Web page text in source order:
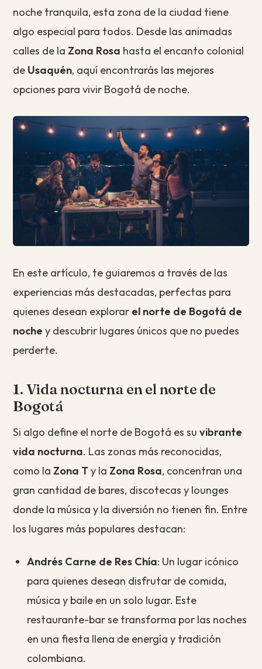
noche tranquila, esta zona de la ciudad tiene
algo especial para todos. Desde las animadas
calles de la Zona Rosa hasta el encanto colonial
de Usaquén, aquí encontrarás las mejores
opciones para vivir Bogotá de noche.
En este artículo, te guiaremos a través de las
experiencias más destacadas, perfectas para
quienes desean explorar el norte de Bogotá de
noche y descubrir lugares únicos que no puedes
perderte.
1. Vida nocturna en el norte de
Bogotá
Si algo define el norte de Bogotá es suvibrante
vida nocturna. Las zonas más reconocidas,
como la Zona Ty la Zona Rosa, concentran una
gran cantidad de bares, discotecas y lounges
donde la música y la diversión no tienen fin. Entre
los lugares más populares destacan:
Andrés Carne de Res Chía: Un lugar icónico
para quienes desean disfrutar de comida,
música y baile en un solo lugar. Este
restaurante-bar se transforma por las noches
en una fiesta llena de energía y tradición
colombiana.